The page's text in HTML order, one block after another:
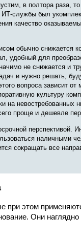
в полтора раза,
был
качество
обычно снижается
удобный для
не снижается и
и нужно решать,
вопроса зависит
культуру
на невостребованных
проще и дешевле
перспективой.
наличными
сокращать все
при этом
Они